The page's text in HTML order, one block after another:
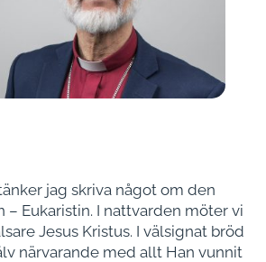
jag skriva något om den
– Eukaristin. I nattvarden möter vi
Jesus Kristus. I välsignat bröd
närvarande med allt Han vunnit